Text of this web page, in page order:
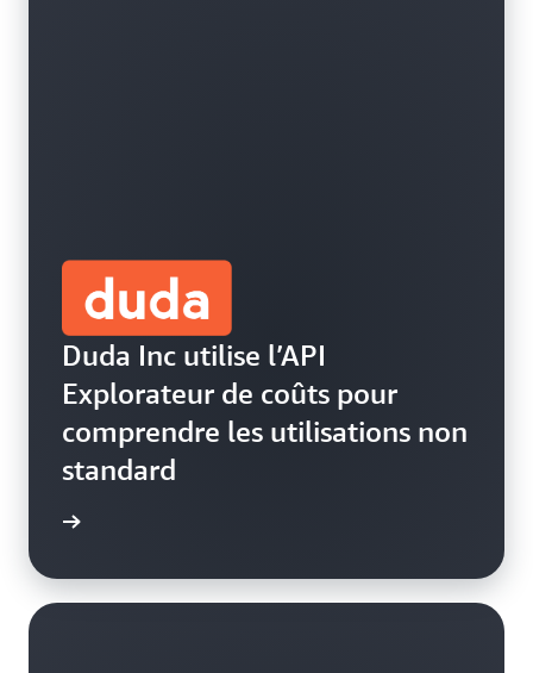
Duda Inc utilise l’API
Explorateur de coûts pour
comprendre les utilisations non
standard